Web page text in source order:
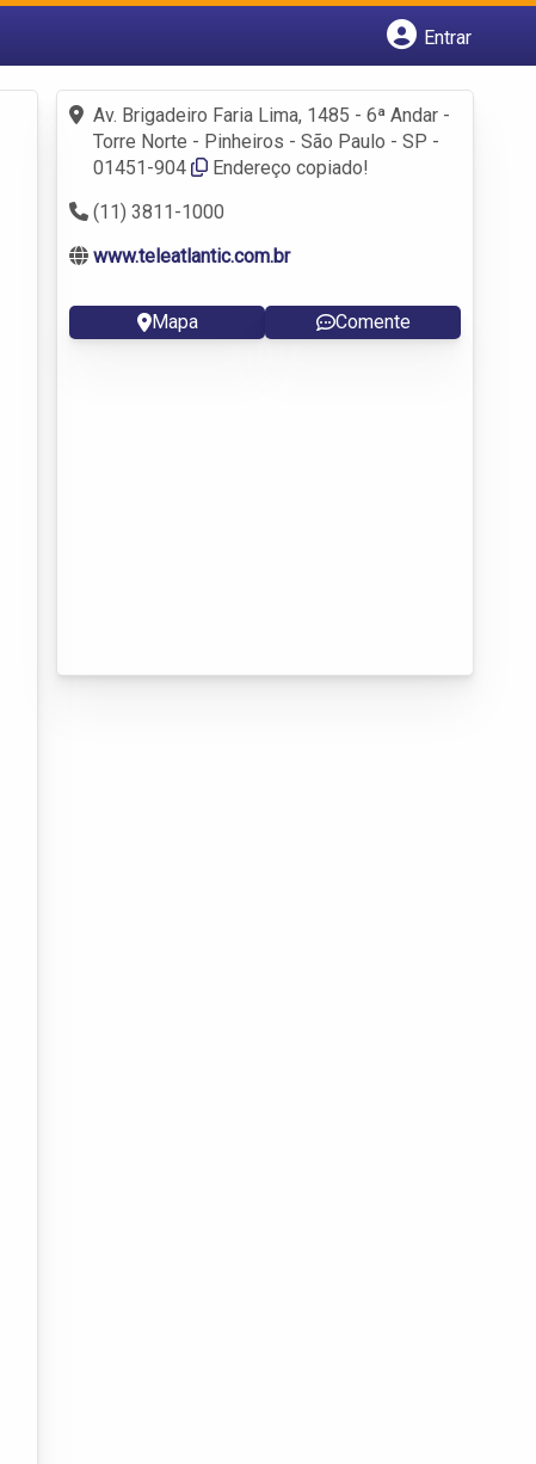
Entrar
Fazer login
Criar conta
Av. Brigadeiro Faria Lima, 1485 - 6ª Andar -
Torre Norte - Pinheiros - São Paulo - SP -
01451-904
Endereço copiado!
(11) 3811-1000
www.teleatlantic.com.br
Mapa Comente